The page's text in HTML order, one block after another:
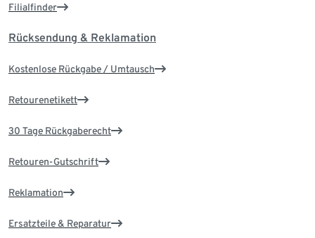
Filialfinder
Rücksendung & Reklamation
Kostenlose Rückgabe / Umtausch
Retourenetikett
30 Tage Rückgaberecht
Retouren-Gutschrift
Reklamation
Ersatzteile & Reparatur